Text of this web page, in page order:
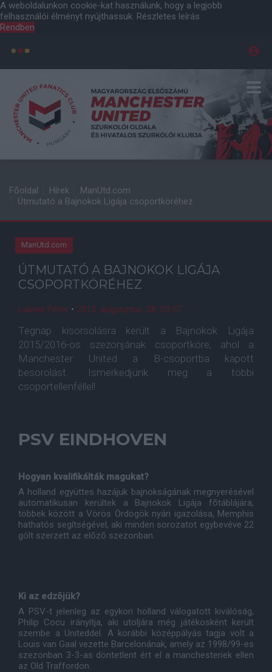
A weboldalunkon cookie-kat használunk, hogy a legjobb
felhasználói élményt nyújthassuk. Részletes leírás
Rendben
Főoldal Hírek
ManUtd.com
Útmutató a Bajnokok Ligája csoportköréhez
ManUtd.com
ÚTMUTATÓ A BAJNOKOK LIGÁJA
CSOPORTKÖRÉHEZ
Lakner Péter • 2015. augusztus. 28. 09:57
Tegnap kisorsolásra került a Bajnokok Ligája
2015/2016-os szezonjának csoportköre, ahol a
Manchester United a B-csoportba kapott
besorolást. Ismerkedjünk meg a többi
csoportellenféllel!
PSV EINDHOVEN
Hogyan kvalifikálták magukat?
A holland együttes hazájuk bajnokságának megnyerésével
automatikusan kerültek a Bajnokok Ligája fõtáblájára,
többek között a Vörös Ördögök nyári igazolása, Memphis
hathatós segítségével, aki minden sorozatot egybevéve 22
gólt szerzett az elõzõ szezonban.
Ki az edzõjük?
A PSV-t jelenleg az egykori holland válogatott kiválóság,
Philip Cocu irányítja, aki utoljára még játékosként került
szembe a Uniteddel. A korábbi középpályás tagja volt a
Louis van Gaal vezette Barcelonának, amely az 1998/99-es
szezonban 3-3-as döntetlent ért el a manchesteriek ellen
az Old Traffordon.